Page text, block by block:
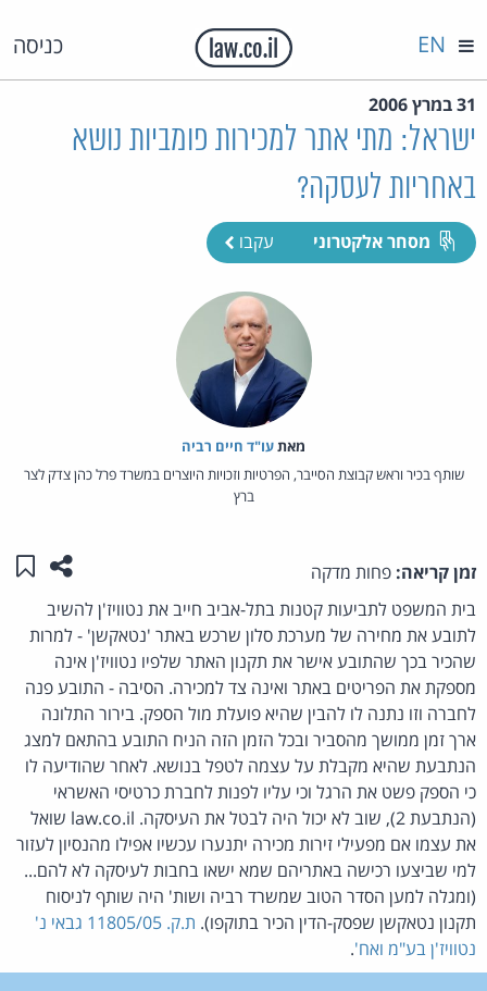
כניסה EN
31 במרץ 2006
ישראל: מתי אתר למכירות פומביות נושא
באחריות לעסקה?
מסחר אלקטרוני עקבו
מאת‏עו"ד חיים רביה
שותף בכיר וראש קבוצת הסייבר, הפרטיות וזכויות היוצרים במשרד פרל כהן צדק לצר
ברץ
זמן קריאה: פחות מדקה שתפו
בית המשפט לתביעות קטנות בתל-אביב חייב את נטוויז'ן להשיב
לתובע את מחירה של מערכת סלון שרכש באתר 'נטאקשן' - למרות
שהכיר בכך שהתובע אישר את תקנון האתר שלפיו נטוויז'ן אינה
מספקת את הפריטים באתר ואינה צד למכירה. הסיבה - התובע פנה
לחברה וזו נתנה לו להבין שהיא פועלת מול הספק. בירור התלונה
ארך זמן ממושך מהסביר ובכל הזמן הזה הניח התובע בהתאם למצג
הנתבעת שהיא מקבלת על עצמה לטפל בנושא. לאחר שהודיעה לו
כי הספק פשט את הרגל וכי עליו לפנות לחברת כרטיסי האשראי
(הנתבעת 2), שוב לא יכול היה לבטל את העיסקה. law.co.il שואל
את עצמו אם מפעילי זירות מכירה יתנערו עכשיו אפילו מהנסיון לעזור
למי שביצעו רכישה באתריהם שמא ישאו בחבות לעיסקה לא להם...
(ומגלה למען הסדר הטוב שמשרד רביה ושות' היה שותף לניסוח
תקנון נטאקשן שפסק-הדין הכיר בתוקפו).
ת.ק. 11805/05 גבאי נ'
נטוויז'ן בע"מ ואח'.